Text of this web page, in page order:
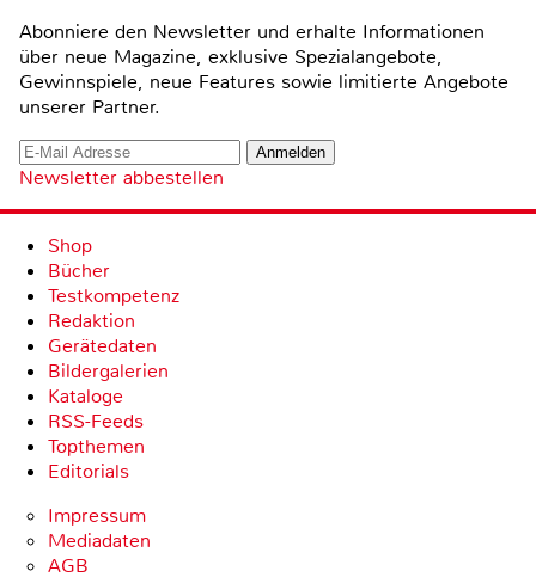
Abonniere den Newsletter und erhalte Informationen
über neue Magazine, exklusive Spezialangebote,
Gewinnspiele, neue Features sowie limitierte Angebote
unserer Partner.
Newsletter abbestellen
Shop
Bücher
Testkompetenz
Redaktion
Gerätedaten
Bildergalerien
Kataloge
RSS-Feeds
Topthemen
Editorials
Impressum
Mediadaten
AGB